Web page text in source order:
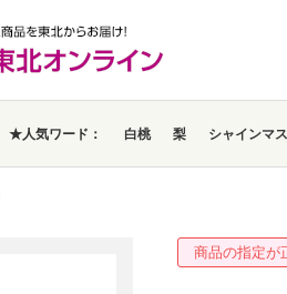
★人気ワード： 白桃 梨 シャインマ
商品の指定が